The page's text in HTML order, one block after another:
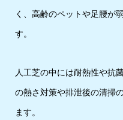
く、高齢のペットや足腰が
す。
人工芝の中には耐熱性や抗
の熱さ対策や排泄後の清掃
ます。